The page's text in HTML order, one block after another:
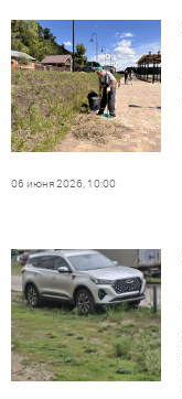
06 июня 2026, 10:00